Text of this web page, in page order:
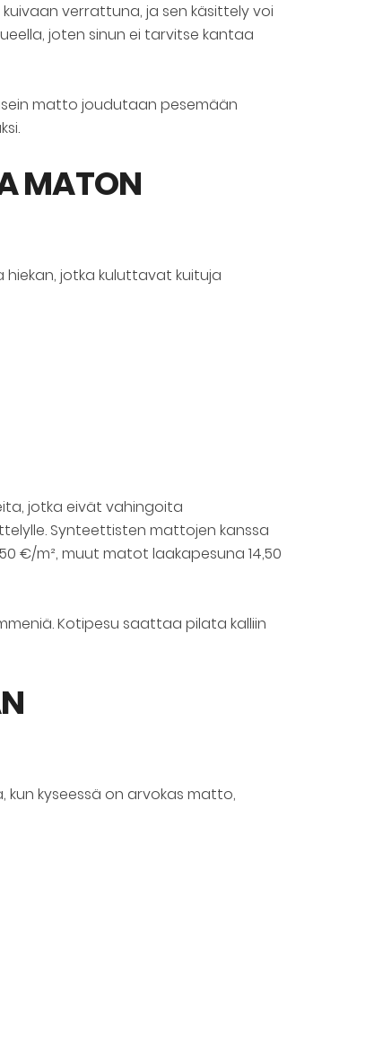
verrattuna, ja sen käsittely voi
joten sinun ei tarvitse kantaa
matto joudutaan pesemään
MATON
jotka kuluttavat kuituja
jotka eivät vahingoita
Synteettisten mattojen kanssa
€/m², muut matot laakapesuna 14,50
Kotipesu saattaa pilata kalliin
kyseessä on arvokas matto,